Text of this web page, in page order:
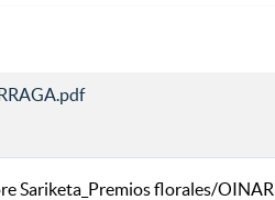
Sariketa_Premios florales/